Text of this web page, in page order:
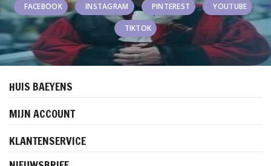
FACEBOOK INSTAGRAM PINTEREST YOUTUBE
TIKTOK
HUIS BAEYENS
MIJN ACCOUNT
KLANTENSERVICE